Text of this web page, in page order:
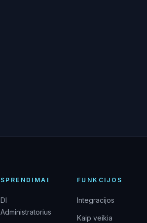
SPRENDIMAI
DI
Administratorius
FUNKCIJOS
Integracijos
Kaip veikia